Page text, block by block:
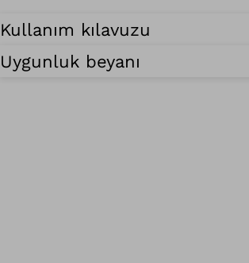
Kullanım kılavuzu
Uygunluk beyanı